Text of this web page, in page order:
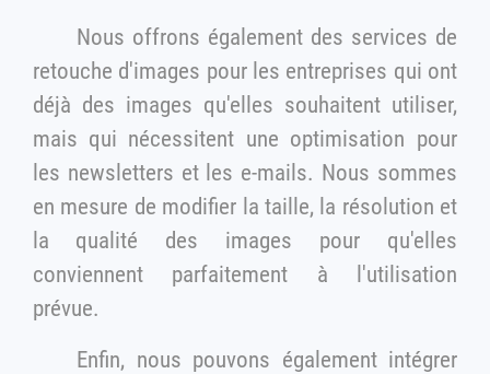
Nous offrons également des services de
retouche d'images pour les entreprises qui ont
déjà des images qu'elles souhaitent utiliser,
mais qui nécessitent une optimisation pour
les newsletters et les e-mails. Nous sommes
en mesure de modifier la taille, la résolution et
la qualité des images pour qu'elles
conviennent parfaitement à l'utilisation
prévue.
Enfin, nous pouvons également intégrer